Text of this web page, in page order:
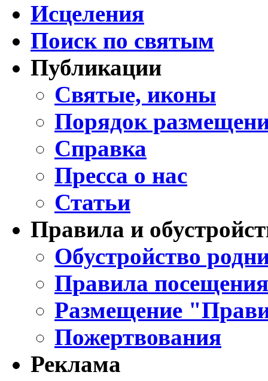
Исцеления
Поиск по святым
Публикации
Святые, иконы
Порядок
Справка
Пресса о нас
Статьи
Правила и
Обустройство
Правила
Размещение
Пожертвования
Реклама